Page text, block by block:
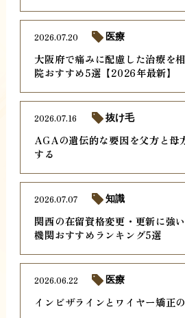
大阪府で痛みに配慮した治療を
院おすすめ5選【2026年最新】
2026.07.20 医療
AGAの遺伝的な要因を父方と母
する
2026.07.16 抜け毛
関西の在留資格変更・更新に強
機関おすすめランキング5選
2026.07.07 知識
インビザラインとワイヤー矯正
2026.06.22 医療